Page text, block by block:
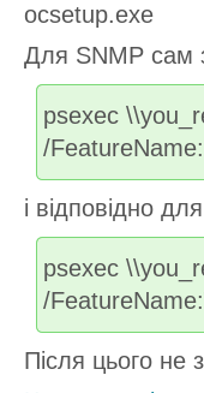
ocsetup.exe
Для SNMP сам
psexec
/
і відповідно
psexec
/
Після цього не